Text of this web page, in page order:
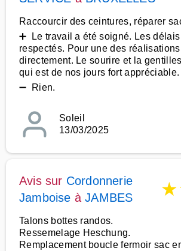
Raccourcir des ceintures, réparer
➕ Le travail a été soigné. Les
respectés. Pour une des
directement. Le sourire et la
qui est de nos jours fort appréciable.
➖ Rien.
Soleil
13/03/2025
Avis sur Cordonnerie
Jamboise àJAMBES ★
Talons bottes randos.
Ressemelage Heschung.
Remplacement boucle fermoir sac